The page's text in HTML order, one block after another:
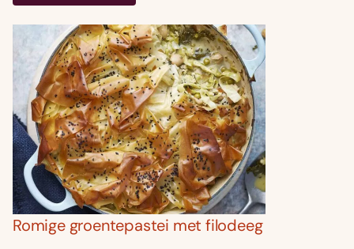
Romige groentepastei met filodeeg